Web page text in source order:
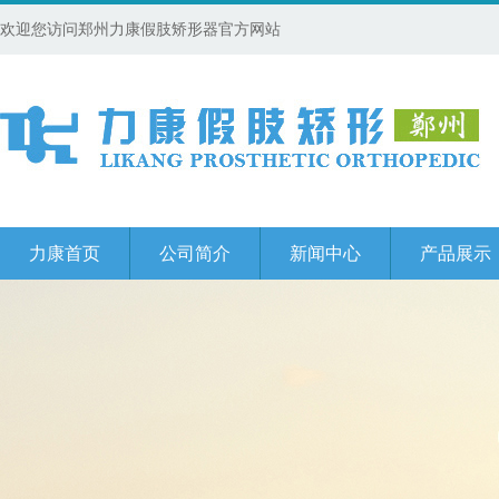
欢迎您访问郑州力康假肢矫形器官方网站
力康首页 公司简介 新闻中心 产品展示